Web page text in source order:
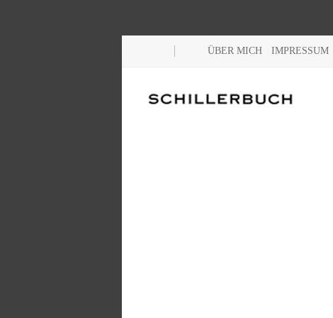
ÜBER MICH IMPRESSUM